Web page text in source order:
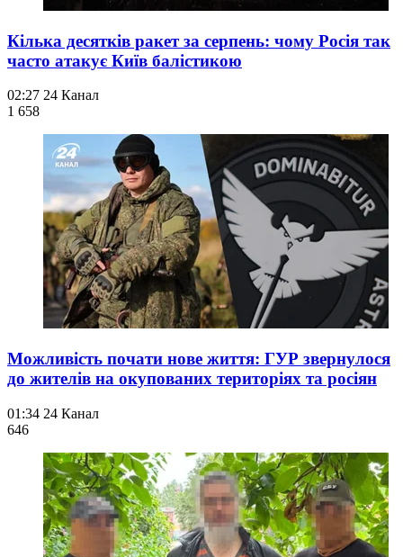
Кілька десятків ракет за серпень: чому Росія так
часто атакує Київ балістикою
02:27 24 Канал
1 658
Можливість почати нове життя: ГУР звернулося
до жителів на окупованих територіях та росіян
01:34 24 Канал
646